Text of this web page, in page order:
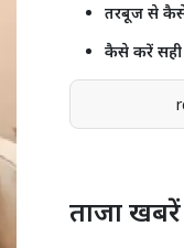
तरबूज से
कैसे करें सही
ताजा खबरें